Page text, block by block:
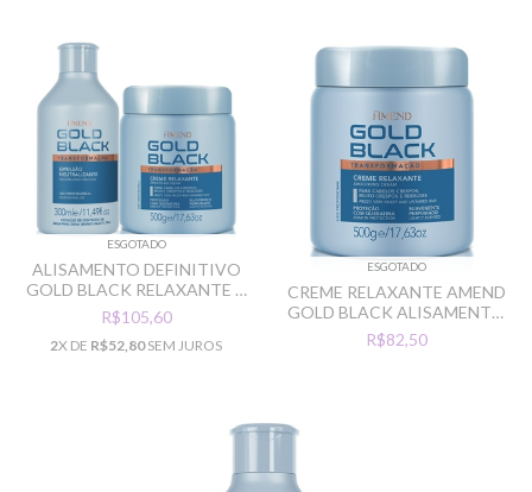
ESGOTADO
ALISAMENTO DEFINITIVO
GOLD BLACK RELAXANTE +
NEUTRALIZANTE
R$105,60
2X DE R$52,80SEM JUROS
ESGOTADO
CREME RELAXANTE AMEND
GOLD BLACK ALISAMENTO
DEFINITIVO 500ML
R$82,50